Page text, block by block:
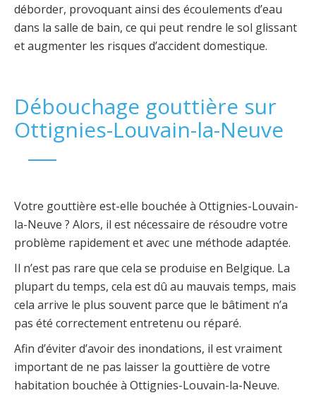
déborder, provoquant ainsi des écoulements d’eau
dans la salle de bain, ce qui peut rendre le sol glissant
et augmenter les risques d’accident domestique.
Débouchage gouttière sur
Ottignies-Louvain-la-Neuve
Votre gouttière est-elle bouchée à Ottignies-Louvain-
la-Neuve ? Alors, il est nécessaire de résoudre votre
problème rapidement et avec une méthode adaptée.
Il n’est pas rare que cela se produise en Belgique. La
plupart du temps, cela est dû au mauvais temps, mais
cela arrive le plus souvent parce que le bâtiment n’a
pas été correctement entretenu ou réparé.
Afin d’éviter d’avoir des inondations, il est vraiment
important de ne pas laisser la gouttière de votre
habitation bouchée à Ottignies-Louvain-la-Neuve.